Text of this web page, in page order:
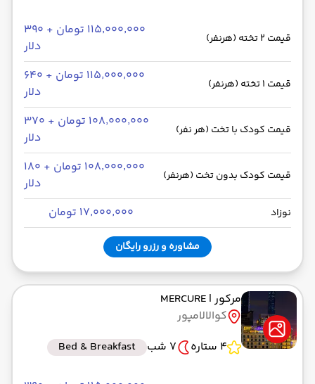
قیمت 2 تخته (هرنفر)
۱۱۵٬۰۰۰٬۰۰۰ تومان + ۳۹۰
دلار
قیمت 1 تخته (هرنفر)
۱۱۵٬۰۰۰٬۰۰۰ تومان + ۶۴۰
دلار
قیمت کودک با تخت (هر نفر)
۱۰۸٬۰۰۰٬۰۰۰ تومان + ۳۷۰
دلار
قیمت کودک بدون تخت (هرنفر)
۱۰۸٬۰۰۰٬۰۰۰ تومان + ۱۸۰
دلار
نوزاد ۱۷٬۰۰۰٬۰۰۰ تومان
مشاوره و رزرو رایگان
مرکور| MERCURE
کوالالامپور
4 ستاره
7 شب Bed & Breakfast